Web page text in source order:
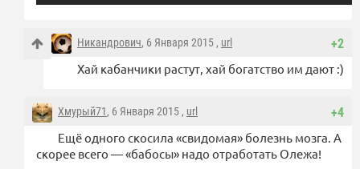
+2
Никандрович, 6 Января 2015 , url
Хай кабанчики растут, хай богатство им дают :)
+4
Хмурый71, 6 Января 2015 , url
Ещё одного скосила «свидомая» болезнь мозга. А
скорее всего — «бабосы» надо отработать Олежа!